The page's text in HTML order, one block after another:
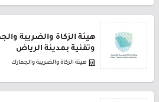
هيئة الزكاة والضريبة
وتقنية بمدينة الرياض
هيئة الزكاة والضريبة والجمارك